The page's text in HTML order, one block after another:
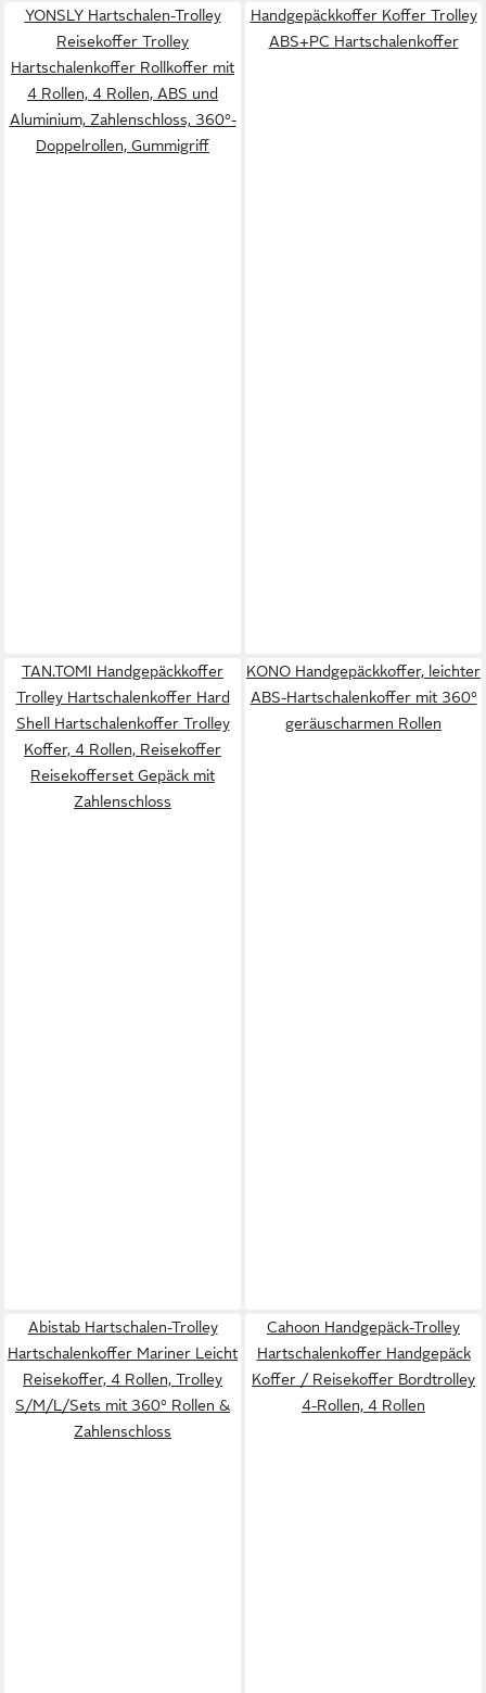
YONSLY Hartschalen-Trolley
Reisekoffer Trolley
Hartschalenkoffer Rollkoffer mit
4 Rollen, 4 Rollen, ABS und
Aluminium, Zahlenschloss, 360°-
Doppelrollen, Gummigriff
Handgepäckkoffer Koffer Trolley
ABS+PC Hartschalenkoffer
TAN.TOMI Handgepäckkoffer
Trolley Hartschalenkoffer Hard
Shell Hartschalenkoffer Trolley
Koffer, 4 Rollen, Reisekoffer
Reisekofferset Gepäck mit
Zahlenschloss
KONO Handgepäckkoffer, leichter
ABS-Hartschalenkoffer mit 360°
geräuscharmen Rollen
Abistab Hartschalen-Trolley
Hartschalenkoffer Mariner Leicht
Reisekoffer, 4 Rollen, Trolley
S/M/L/Sets mit 360° Rollen &
Zahlenschloss
Cahoon Handgepäck-Trolley
Hartschalenkoffer Handgepäck
Koffer / Reisekoffer Bordtrolley
4-Rollen, 4 Rollen